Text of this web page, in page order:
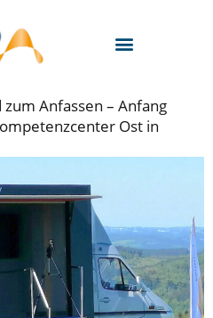
Anfassen – Anfang
Ost in